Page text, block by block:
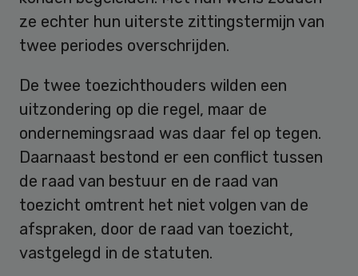
ze echter hun uiterste zittingstermijn van
twee periodes overschrijden.
De twee toezichthouders wilden een
uitzondering op die regel, maar de
ondernemingsraad was daar fel op tegen.
Daarnaast bestond er een conflict tussen
de raad van bestuur en de raad van
toezicht omtrent het niet volgen van de
afspraken, door de raad van toezicht,
vastgelegd in de statuten.